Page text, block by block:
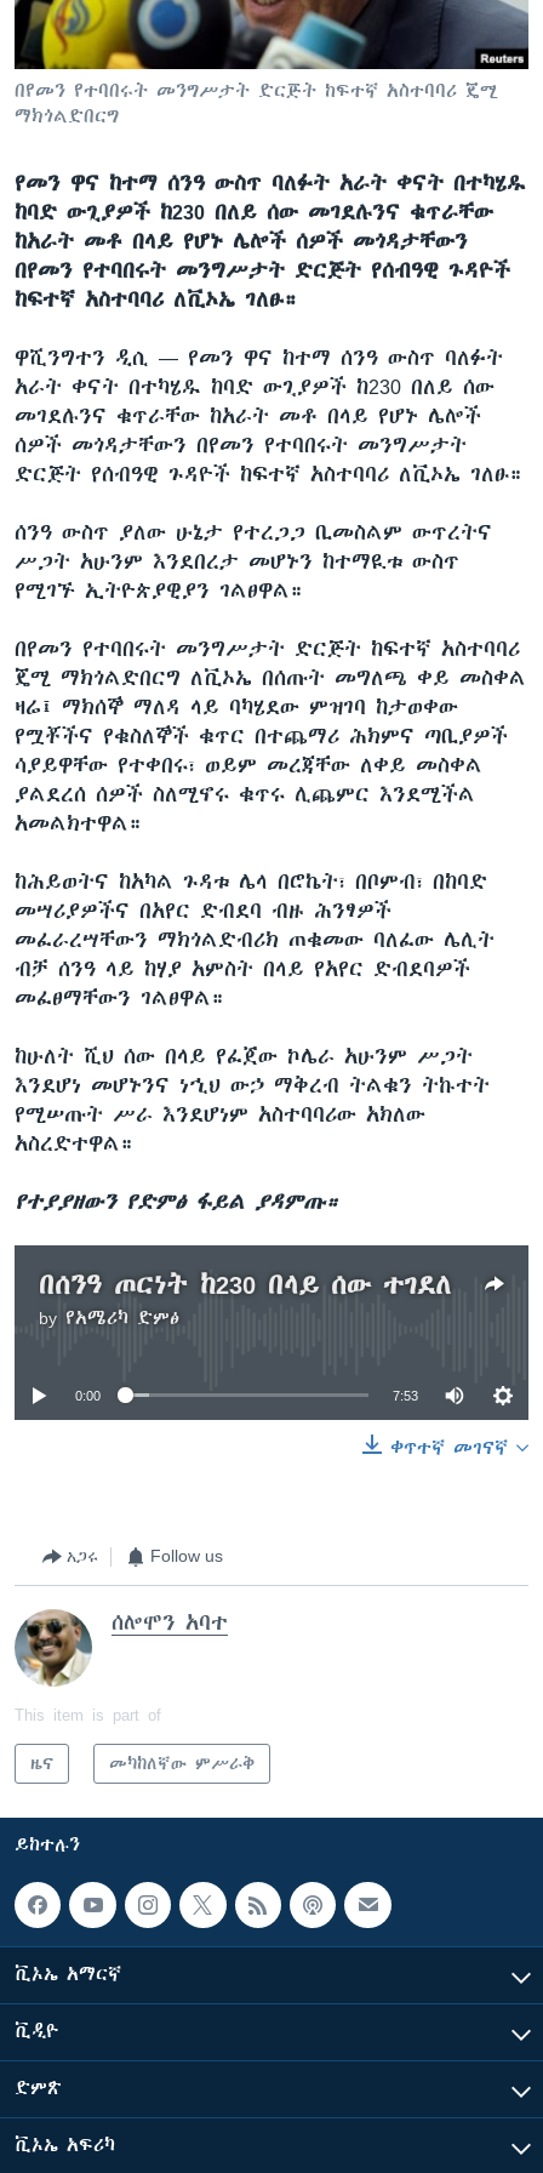
ቋንቋዎች
በየመን የተባበሩት መንግሥታት ድርጅት ከፍተኛ አስተባባሪ ጄሚ
ማክጎልድበርግ
የመን ዋና ከተማ ሰንዓ ውስጥ ባለፉት አራት ቀናት በተካሄዱ
ከባድ ውጊያዎች ከ230 በለይ ሰው መገደሉንና ቁጥራቸው
ከአራት መቶ በላይ የሆኑ ሌሎች ሰዎች መጎዳታቸውን
በየመን የተባበሩት መንግሥታት ድርጅት የሰብዓዊ ጉዳዮች
ከፍተኛ አስተባባሪ ለቪኦኤ ገለፁ።
ዋሺንግተን ዲሲ — የመን ዋና ከተማ ሰንዓ ውስጥ ባለፉት
አራት ቀናት በተካሄዱ ከባድ ውጊያዎች ከ230 በለይ ሰው
መገደሉንና ቁጥራቸው ከአራት መቶ በላይ የሆኑ ሌሎች
ሰዎች መጎዳታቸውን በየመን የተባበሩት መንግሥታት
ድርጅት የሰብዓዊ ጉዳዮች ከፍተኛ አስተባባሪ ለቪኦኤ ገለፁ።
ሰንዓ ውስጥ ያለው ሁኔታ የተረጋጋ ቢመስልም ውጥረትና
ሥጋት አሁንም እንደበረታ መሆኑን ከተማዪቱ ውስጥ
የሚገኙ ኢትዮጵያዊያን ገልፀዋል።
በየመን የተባበሩት መንግሥታት ድርጅት ከፍተኛ አስተባባሪ
ጄሚ ማክጎልድበርግ ለቪኦኤ በሰጡት መግለጫ ቀይ መስቀል
ዛሬ፤ ማክሰኞ ማለዳ ላይ ባካሄደው ምዝገባ ከታወቀው
የሟቾችና የቁስለኞች ቁጥር በተጨማሪ ሕክምና ጣቢያዎች
ሳያይዋቸው የተቀበሩ፣ ወይም መረጃቸው ለቀይ መስቀል
ያልደረሰ ሰዎች ስለሚኖሩ ቁጥሩ ሊጨምር እንደሚችል
አመልክተዋል።
ከሕይወትና ከአካል ጉዳቱ ሌላ በሮኬት፣ በቦምብ፣ በከባድ
መሣሪያዎችና በአየር ድብደባ ብዙ ሕንፃዎች
መፈራረሣቸውን ማክጎልድብሪክ ጠቁመው ባለፈው ሌሊት
ብቻ ሰንዓ ላይ ከሃያ አምስት በላይ የአየር ድብደባዎች
መፈፀማቸውን ገልፀዋል።
ከሁለት ሺህ ሰው በላይ የፈጀው ኮሌራ አሁንም ሥጋት
እንደሆነ መሆኑንና ነኂህ ውኃ ማቅረብ ትልቁን ትኩተት
የሚሠጡት ሥራ እንደሆነም አስተባባሪው አክለው
አስረድተዋል።
የተያያዘውን የድምፅ ፋይል ያዳምጡ።
በሰንዓ ጦርነት ከ230 በላይ ሰው ተገደለ
by የአሜሪካ ድምፅ
No media source currently available
0:00 7:53
ቀጥተኛ መገናኛ
አጋሩ Follow us
ሰሎሞን አባተ
This item is part of
ዜና መካከለኛው ምሥራቅ
ይከተሉን
ቪኦኤ አማርኛ
ቪዲዮ
ድምጽ
ቪኦኤ አፍሪካ